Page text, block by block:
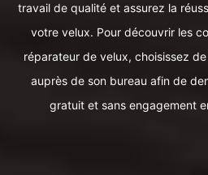
travail de qualité et assurez la
votre velux. Pour découvrir les
réparateur de velux, choisissez
auprès de son bureau afin de
gratuit et sans engagement